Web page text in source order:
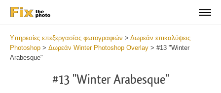
Υπηρεσίες επεξεργασίας φωτογραφιών > Δωρεάν επικαλύψεις
Photoshop > Δωρεάν Winter Photoshop Overlay > #13 "Winter
Arabesque"
#13 "Winter Arabesque"